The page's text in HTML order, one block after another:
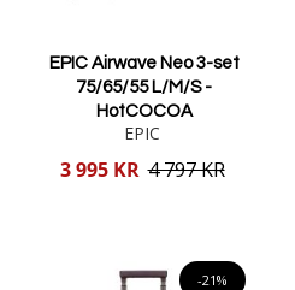
EPIC Airwave Neo 3-set
75/65/55 L/M/S -
HotCOCOA
EPIC
Reducerat
3 995 KR 4 797 KR
-21%